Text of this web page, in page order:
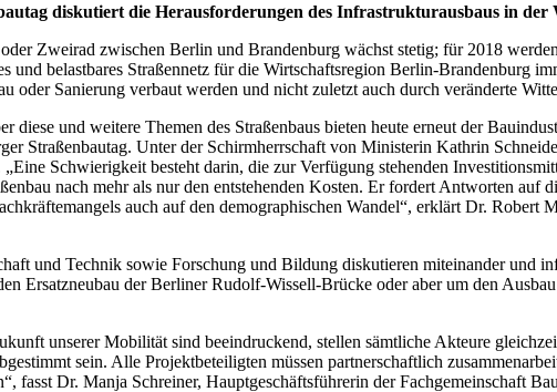
diskutiert die Herausforderungen des Infrastrukturausbaus in der
Zweirad zwischen Berlin und Brandenburg wächst stetig; für 2018
und belastbares Straßennetz für die Wirtschaftsregion Berlin-Brandenburg
oder Sanierung verbaut werden und nicht zuletzt auch durch veränderte
diese und weitere Themen des Straßenbaus bieten heute erneut der
Straßenbautag. Unter der Schirmherrschaft von Ministerin Kathrin
„Eine Schwierigkeit besteht darin, die zur Verfügung stehenden
nach mehr als nur den entstehenden Kosten. Er fordert Antworten auf
auch auf den demographischen Wandel“, erklärt Dr. Robert
und Technik sowie Forschung und Bildung diskutieren miteinander und
Ersatzneubau der Berliner Rudolf-Wissell-Brücke oder aber um den
unserer Mobilität sind beeindruckend, stellen sämtliche Akteure
sein. Alle Projektbeteiligten müssen partnerschaftlich
fasst Dr. Manja Schreiner, Hauptgeschäftsführerin der Fachgemeinschaft